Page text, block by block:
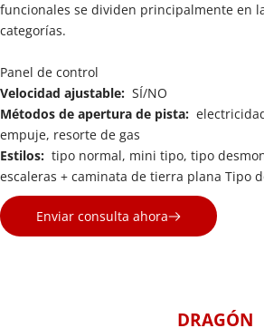
funcionales se dividen principalmente en
categorías.
Panel de control
Velocidad ajustable: SÍ/NO
Métodos de apertura de pista:
empuje, resorte de gas
Estilos: tipo normal, mini tipo, tipo
escaleras + caminata de tierra plana Tipo
Enviar consulta ahora
DRAGÓN